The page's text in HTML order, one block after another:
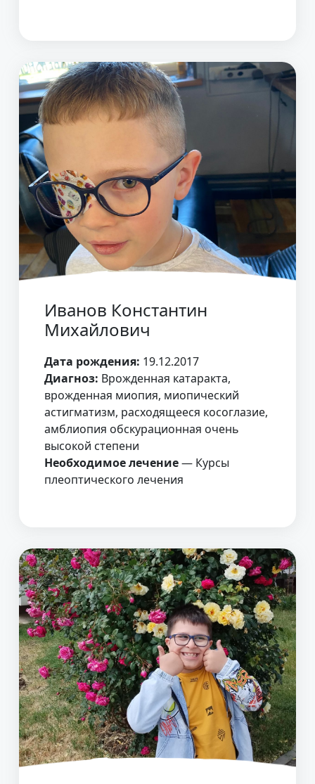
Иванов Константин
Михайлович
Дата рождения: 19.12.2017
Диагноз: Врожденная катаракта,
врожденная миопия, миопический
астигматизм, расходящееся косоглазие,
амблиопия обскурационная очень
высокой степени
Необходимое лечение— Курсы
плеоптического лечения